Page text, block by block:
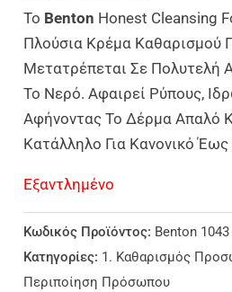
Το Benton Honest Cleansing
Πλούσια Κρέμα
Μετατρέπεται Σε
Το Νερό. Αφαιρεί Ρύπους,
Αφήνοντας Το Δέρμα Απαλό
Κατάλληλο Για Κανονικό
Εξαντλημένο
Κωδικός Προϊόντος: Benton
Κατηγορίες: 1. Καθαρισμός
Περιποίηση Πρόσωπου